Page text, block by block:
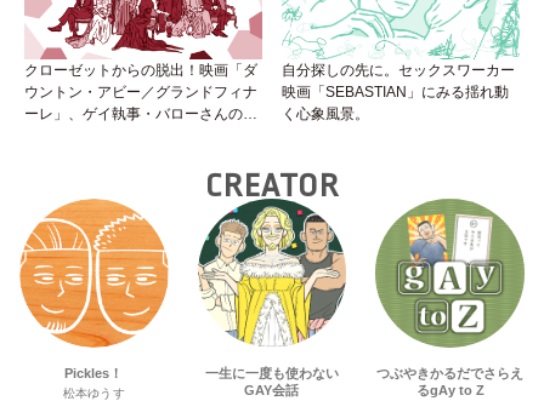
クローゼットからの脱出！映画「ダ
ウントン・アビー／グランドフィナ
ーレ」、ゲイ執事・バローさんの成
自分探しの先に。セックスワーカー
映画「SEBASTIAN」にみる揺れ動
く心象風景。
CREATOR
Pickles！
松本ゆうす
一生に一度も使わない
GAY会話
つぶやきかるだでさらえ
るgAy to Z